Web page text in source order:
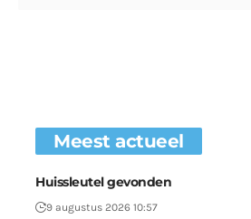
Meest actueel
Huissleutel gevonden
9 augustus 2026 10:57